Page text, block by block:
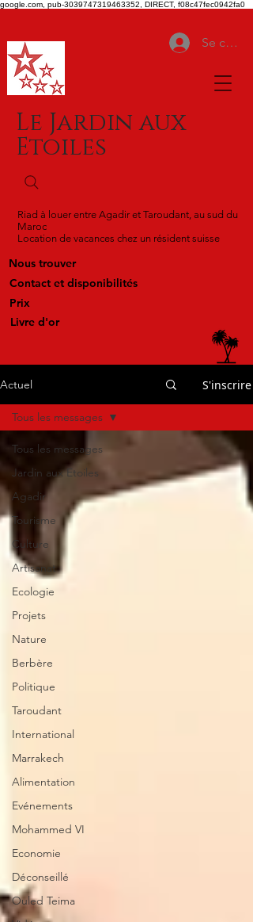
google.com, pub-3039747319463352, DIRECT, f08c47fec0942fa0
Se
Le Jardin aux
Etoiles
Riad à louer entre Agadir et Taroudant, au sud du
Maroc
Location de vacances chez un résident suisse
Nous trouver
Contact et disponibilités
Prix
Livre d'or
Actuel S'inscrire
Tous les messages
Jardin aux Etoiles
Agadir
Tourisme
Culture
Artisanat
Ecologie
Projets
Nature
Berbère
Politique
Taroudant
International
Marrakech
Alimentation
Evénements
Mohammed VI
Economie
Déconseillé
Ouled Teima
Tous les messages